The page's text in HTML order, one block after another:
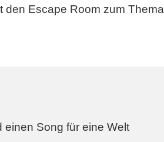
den Escape Room zum Thema
Song für eine Welt